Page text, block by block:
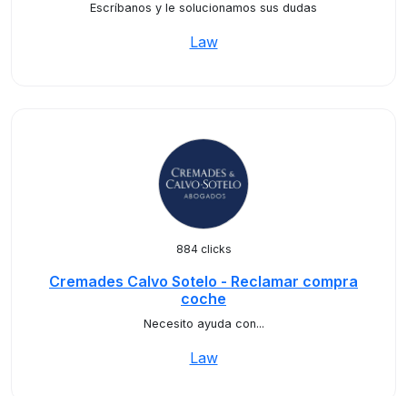
Escríbanos y le solucionamos sus dudas
Law
884 clicks
Cremades Calvo Sotelo - Reclamar compra
coche
Necesito ayuda con...
Law